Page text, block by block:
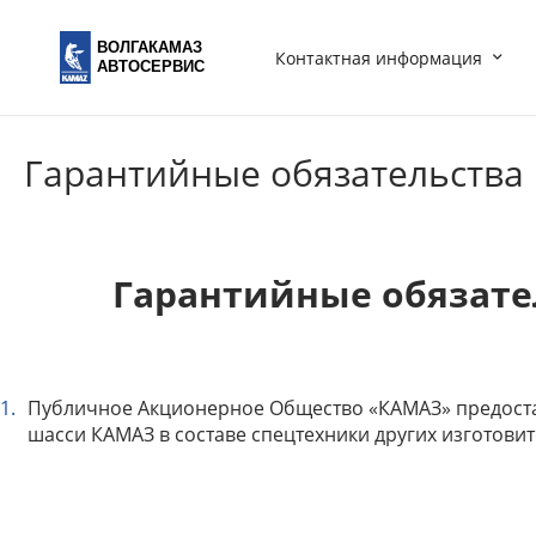
ВОЛГАКАМАЗ
АВТОСЕРВИС
Контактная информация
Гарантийные обязательства
Гарантийные
Публичное Акционерное Общество «КАМАЗ»
шасси КАМАЗ в составе спецтехники других